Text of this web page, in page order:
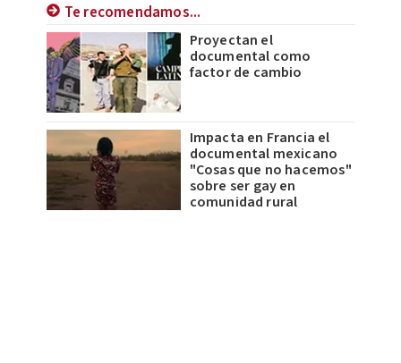
Te recomendamos...
Proyectan el
documental como
factor de cambio
Impacta en Francia el
documental mexicano
"Cosas que no hacemos"
sobre ser gay en
comunidad rural